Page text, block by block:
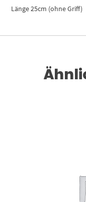
Länge 25cm (ohne Griff)